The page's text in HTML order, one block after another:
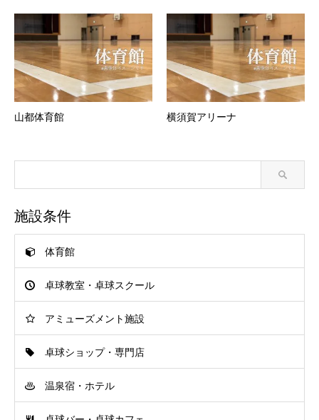
山都体育館 横須賀アリーナ
施設条件
体育館
卓球教室・卓球スクール
アミューズメント施設
卓球ショップ・専門店
温泉宿・ホテル